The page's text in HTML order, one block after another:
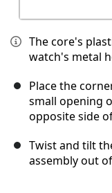
The core's
watch's metal
Place the
small opening
opposite side
Twist and tilt
assembly out